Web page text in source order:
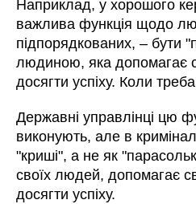
Наприклад, у хорошого
важлива функція щодо
підпорядкованих, – бути
людиною, яка допомагає
досягти успіху. Коли
Державні управлінці цю
виконують, але в
"криші", а не як
своїх людей, допомагає
досягти успіху.